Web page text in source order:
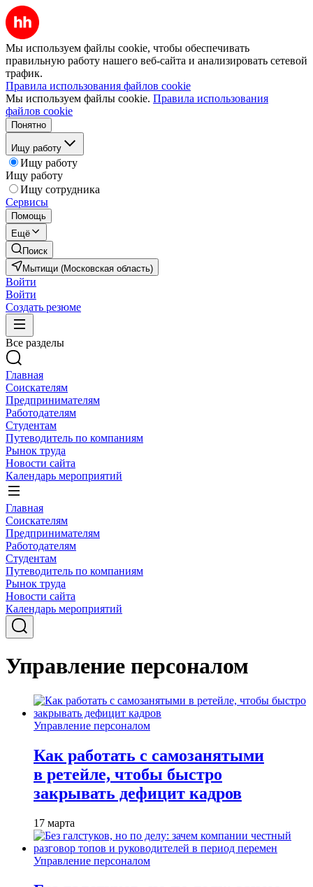
Мы используем файлы cookie, чтобы обеспечивать
правильную работу нашего веб-сайта и анализировать сетевой
трафик.
Правила использования файлов cookie
Мы используем файлы cookie. Правила использования
файлов cookie
Понятно
Ищу работу
Ищу работу
Ищу работу
Ищу сотрудника
Сервисы
Помощь
Ещё
Поиск
Мытищи (Московская область)
Войти
Войти
Создать резюме
Все разделы
Главная
Соискателям
Предпринимателям
Работодателям
Студентам
Путеводитель по компаниям
Рынок труда
Новости сайта
Календарь мероприятий
Главная
Соискателям
Предпринимателям
Работодателям
Студентам
Путеводитель по компаниям
Рынок труда
Новости сайта
Календарь мероприятий
Управление персоналом
Управление персоналом
Как работать с самозанятыми
в ретейле, чтобы быстро
закрывать дефицит кадров
17 марта
Управление персоналом